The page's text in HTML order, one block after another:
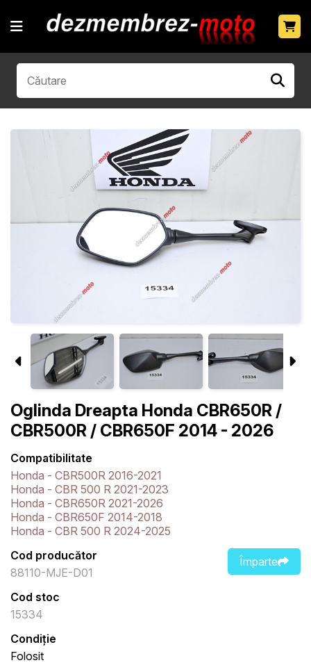
Oglinda Dreapta Honda CBR650R /
CBR500R / CBR650F 2014 - 2026
Compatibilitate
Honda - CBR500R 2016-2021
Honda - CBR 500 R 2021-2023
Honda - CBR650R 2021-2026
Honda - CBR650F 2014-2018
Honda - CBR 500 R 2024-2025
Împarte
Cod producător
88110-MJE-D01
Cod stoc
15334
Condiție
Folosit